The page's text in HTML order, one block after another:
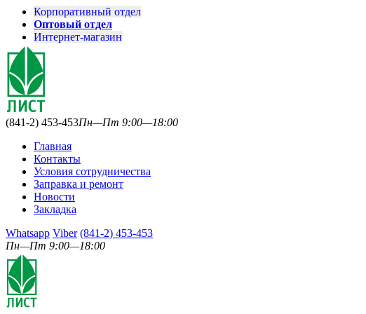
Корпоративный отдел
Оптовый отдел
Интернет-магазин
(841-2) 453-453Пн—Пт 9:00—18:00
Главная
Контакты
Условия сотрудничества
Заправка и ремонт
Новости
Закладка
Whatsapp Viber (841-2) 453-453
Пн—Пт 9:00—18:00